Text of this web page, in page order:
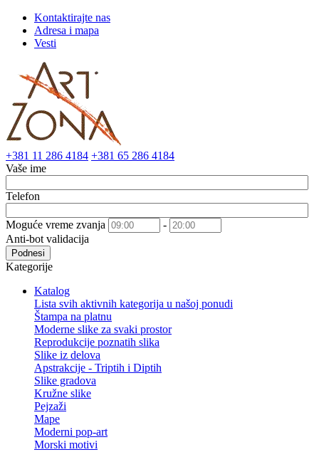
Kontaktirajte nas
Adresa i mapa
Vesti
+381 11 286 4184 +381 65 286 4184
Vaše ime
Telefon
Moguće vreme zvanja
-
Anti-bot validacija
Podnesi
Kategorije
Katalog
Lista svih aktivnih kategorija u našoj ponudi
Štampa na platnu
Moderne slike za svaki prostor
Reprodukcije poznatih slika
Slike iz delova
Apstrakcije - Triptih i Diptih
Slike gradova
Kružne slike
Pejzaži
Mape
Moderni pop-art
Morski motivi